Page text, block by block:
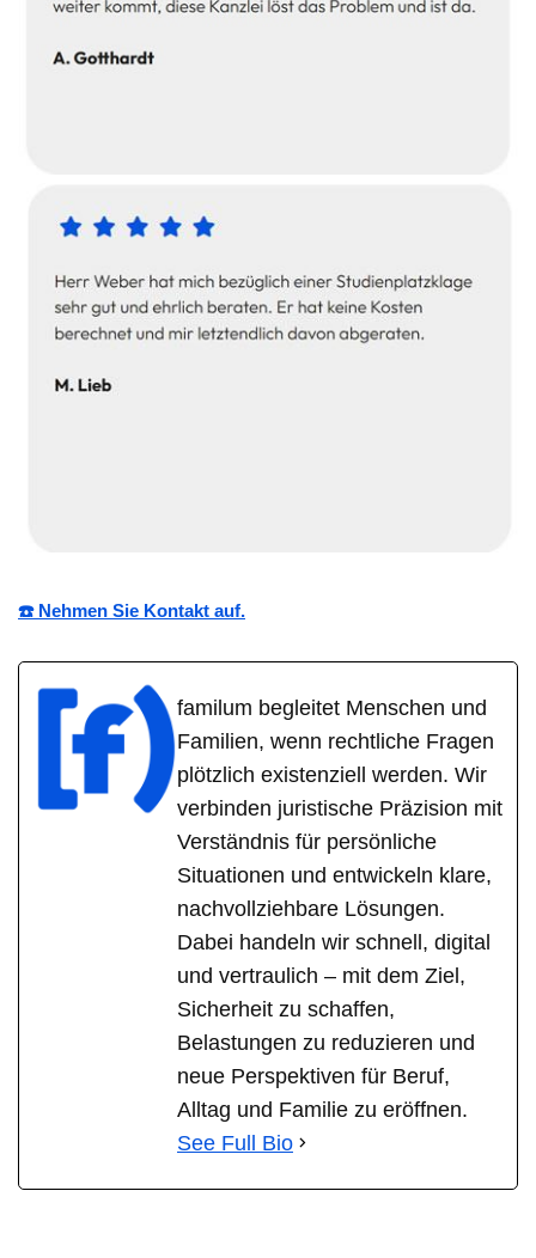
☎️ Nehmen Sie Kontakt auf.
familum begleitet Menschen und
Familien, wenn rechtliche Fragen
plötzlich existenziell werden. Wir
verbinden juristische Präzision mit
Verständnis für persönliche
Situationen und entwickeln klare,
nachvollziehbare Lösungen.
Dabei handeln wir schnell, digital
und vertraulich – mit dem Ziel,
Sicherheit zu schaffen,
Belastungen zu reduzieren und
neue Perspektiven für Beruf,
Alltag und Familie zu eröffnen.
See Full Bio